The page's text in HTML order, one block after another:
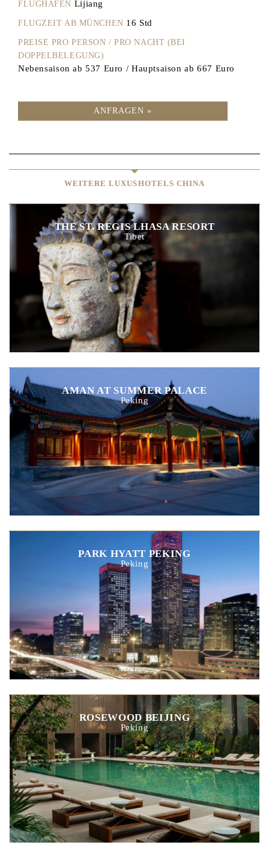
FLUGHAFEN Lijiang
FLUGZEIT AB MÜNCHEN 16 Std
PREISE PRO PERSON / PRO NACHT (BEI
DOPPELBELEGUNG)
Nebensaison ab 537 Euro / Hauptsaison ab 667 Euro
ANFRAGEN »
WEITERE LUXUSHOTELS CHINA
THE ST. REGIS LHASA RESORT
Tibet
AMAN AT SUMMER PALACE
Peking
PARK HYATT PEKING
Peking
ROSEWOOD BEIJING
Peking